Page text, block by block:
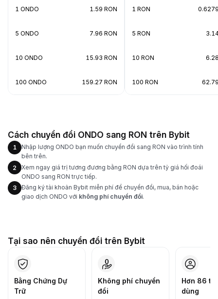
1 ONDO 1.59 RON
5 ONDO 7.96 RON
10 ONDO 15.93 RON
100 ONDO 159.27 RON
1 RON
5 RON
10 RON
100 RON
Cách chuyển đổi ONDO sang RON trên Bybit
1
Nhập lượng ONDO bạn muốn chuyển đổi sang RON vào trình tính
bên trên.
2
Xem ngay giá trị tương đương bằng RON dựa trên tỷ giá hối đoái
ONDO sang RON trực tiếp.
3
Đăng ký tài khoản Bybit miễn phí để chuyển đổi, mua, bán hoặc
giao dịch ONDO với không phí chuyển đổi.
Tại sao nên chuyển đổi trên Bybit
Bằng Chứng Dự
Trữ
Không phí chuyển
đổi
Hơn 86
dùng